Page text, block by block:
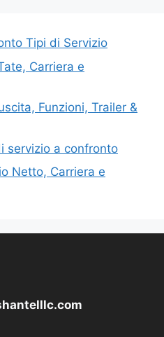
Tipi di Servizio
Carriera e
Funzioni, Trailer &
servizio a confronto
Netto, Carriera e